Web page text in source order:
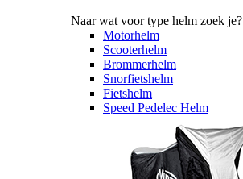
Naar wat voor type helm zoek je?
Motorhelm
Scooterhelm
Brommerhelm
Snorfietshelm
Fietshelm
Speed Pedelec Helm